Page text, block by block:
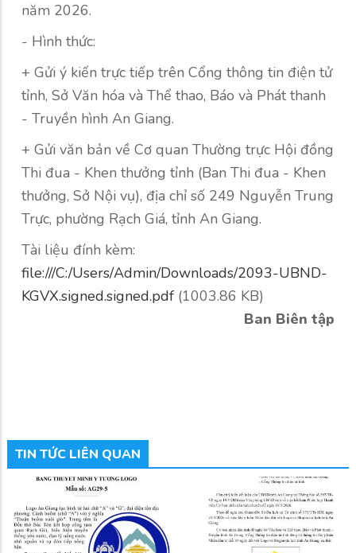
năm 2026.
- Hình thức:
+ Gửi ý kiến trực tiếp trên Cổng thông tin điện tử
tỉnh, Sở Văn hóa và Thể thao, Báo và Phát thanh
- Truyền hình An Giang.
+ Gửi văn bản về Cơ quan Thường trực Hội đồng
Thi đua - Khen thưởng tỉnh (Ban Thi đua - Khen
thưởng, Sở Nội vụ), địa chỉ số 249 Nguyễn Trung
Trực, phường Rạch Giá, tỉnh An Giang.
Tài liệu đính kèm:
file:///C:/Users/Admin/Downloads/2093-UBND-
KGVX.signed.signed.pdf (1003.86 KB)
Ban Biên tập
TIN TỨC LIÊN QUAN